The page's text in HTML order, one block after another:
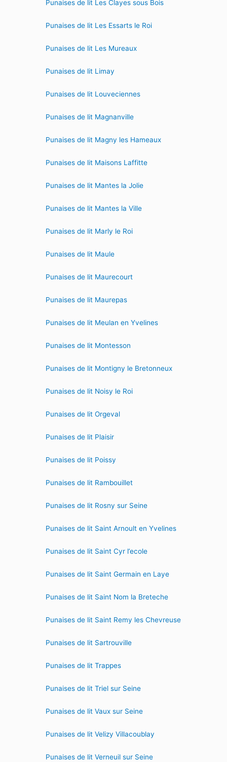
Punaises de lit Les Clayes sous Bois
Punaises de lit Les Essarts le Roi
Punaises de lit Les Mureaux
Punaises de lit Limay
Punaises de lit Louveciennes
Punaises de lit Magnanville
Punaises de lit Magny les Hameaux
Punaises de lit Maisons Laffitte
Punaises de lit Mantes la Jolie
Punaises de lit Mantes la Ville
Punaises de lit Marly le Roi
Punaises de lit Maule
Punaises de lit Maurecourt
Punaises de lit Maurepas
Punaises de lit Meulan en Yvelines
Punaises de lit Montesson
Punaises de lit Montigny le Bretonneux
Punaises de lit Noisy le Roi
Punaises de lit Orgeval
Punaises de lit Plaisir
Punaises de lit Poissy
Punaises de lit Rambouillet
Punaises de lit Rosny sur Seine
Punaises de lit Saint Arnoult en Yvelines
Punaises de lit Saint Cyr l’ecole
Punaises de lit Saint Germain en Laye
Punaises de lit Saint Nom la Breteche
Punaises de lit Saint Remy les Chevreuse
Punaises de lit Sartrouville
Punaises de lit Trappes
Punaises de lit Triel sur Seine
Punaises de lit Vaux sur Seine
Punaises de lit Velizy Villacoublay
Punaises de lit Verneuil sur Seine